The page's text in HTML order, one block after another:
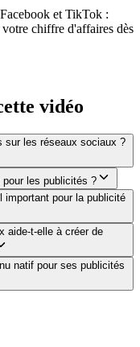
et TikTok :
chiffre d'affaires dès
vidéo
sur les réseaux sociaux ?
les publicités ?
important pour la publicité
aide-t-elle à créer de
natif pour ses publicités